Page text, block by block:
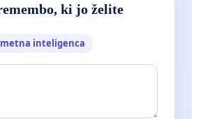
ki jo želite
inteligenca